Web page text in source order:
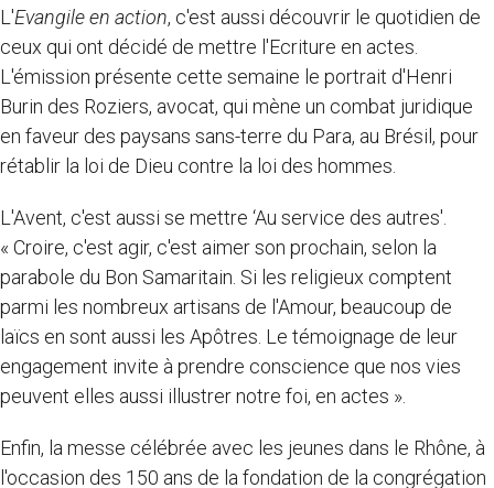
L'Evangile en action, c'est aussi découvrir le quotidien de
ceux qui ont décidé de mettre l'Ecriture en actes.
L'émission présente cette semaine le portrait d'Henri
Burin des Roziers, avocat, qui mène un combat juridique
en faveur des paysans sans-terre du Para, au Brésil, pour
rétablir la loi de Dieu contre la loi des hommes.
L'Avent, c'est aussi se mettre ‘Au service des autres'.
« Croire, c'est agir, c'est aimer son prochain, selon la
parabole du Bon Samaritain. Si les religieux comptent
parmi les nombreux artisans de l'Amour, beaucoup de
laïcs en sont aussi les Apôtres. Le témoignage de leur
engagement invite à prendre conscience que nos vies
peuvent elles aussi illustrer notre foi, en actes ».
Enfin, la messe célébrée avec les jeunes dans le Rhône, à
l'occasion des 150 ans de la fondation de la congrégation